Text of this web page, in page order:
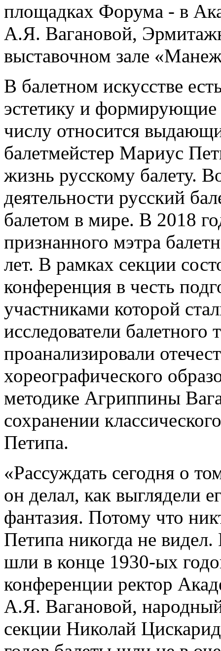
площадках Форума - в
А.Я. Вагановой,
выставочном зале
В балетном искусстве
эстетику и
числу относится
балетмейстер Мариус
жизнь русскому балету.
деятельности русский
балетом в мире. В 2018
признанного мэтра
лет. В рамках секции
конференция в честь
участниками которой
исследователи
проанализировали
хореографического
методике Агриппины
сохранении
Петипа.
«Рассуждать сегодня о
он делал, как выглядели
фантазия. Потому что
Петипа никогда не
шли в конце 1930-ых
конференции ректор
А.Я. Вагановой,
секции Николай